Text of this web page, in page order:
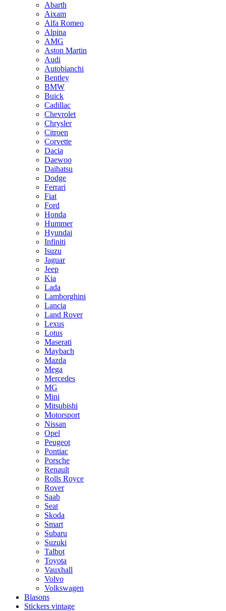
Abarth
Aixam
Alfa Romeo
Alpina
AMG
Aston Martin
Audi
Autobianchi
Bentley
BMW
Buick
Cadillac
Chevrolet
Chrysler
Citroen
Corvette
Dacia
Daewoo
Daihatsu
Dodge
Ferrari
Fiat
Ford
Honda
Hummer
Hyundai
Infiniti
Isuzu
Jaguar
Jeep
Kia
Lada
Lamborghini
Lancia
Land Rover
Lexus
Lotus
Maserati
Maybach
Mazda
Mega
Mercedes
MG
Mini
Mitsubishi
Motorsport
Nissan
Opel
Peugeot
Pontiac
Porsche
Renault
Rolls Royce
Rover
Saab
Seat
Skoda
Smart
Subaru
Suzuki
Talbot
Toyota
Vauxhall
Volvo
Volkswagen
Blasons
Stickers vintage